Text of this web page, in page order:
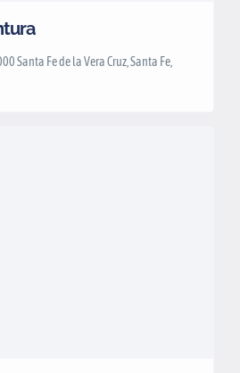
Santa Fe de la Vera Cruz, Santa Fe,